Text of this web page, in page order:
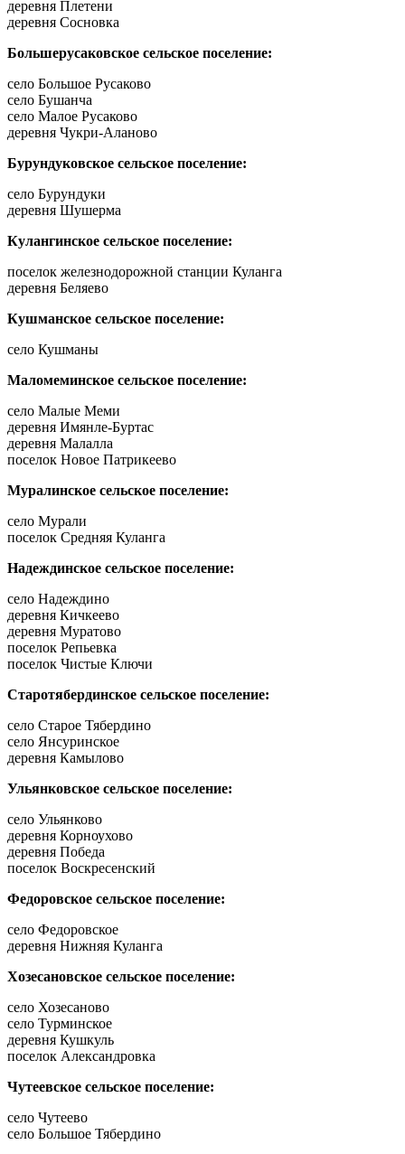
деревня Плетени
деревня Сосновка
Большерусаковское сельское поселение:
село Большое Русаково
село Бушанча
село Малое Русаково
деревня Чукри-Аланово
Бурундуковское сельское поселение:
село Бурундуки
деревня Шушерма
Кулангинское сельское поселение:
поселок железнодорожной станции Куланга
деревня Беляево
Кушманское сельское поселение:
село Кушманы
Маломеминское сельское поселение:
село Малые Меми
деревня Имянле-Буртас
деревня Малалла
поселок Новое Патрикеево
Муралинское сельское поселение:
село Мурали
поселок Средняя Куланга
Надеждинское сельское поселение:
село Надеждино
деревня Кичкеево
деревня Муратово
поселок Репьевка
поселок Чистые Ключи
Старотябердинское сельское поселение:
село Старое Тябердино
село Янсуринское
деревня Камылово
Ульянковское сельское поселение:
село Ульянково
деревня Корноухово
деревня Победа
поселок Воскресенский
Федоровское сельское поселение:
село Федоровское
деревня Нижняя Куланга
Хозесановское сельское поселение:
село Хозесаново
село Турминское
деревня Кушкуль
поселок Александровка
Чутеевское сельское поселение:
село Чутеево
село Большое Тябердино